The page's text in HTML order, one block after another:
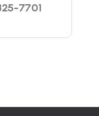
7701